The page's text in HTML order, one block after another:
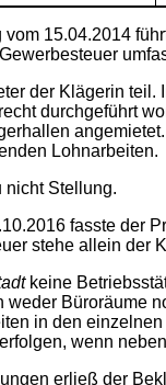
15.04.2014
der Klägerin
durchgeführt
Lohnarbeiten.
nicht Stellung.
fasste der
stehe allein der
keine
Büroräume
in den
wenn
erließ der